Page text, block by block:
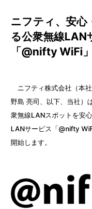
ニフティ、安心
る公衆無線LAN
「@nifty WiFi
ニフティ株式会社（本
野島 亮司、以下、当社）
衆無線LANスポットを安
LANサービス「@nifty
開始します。